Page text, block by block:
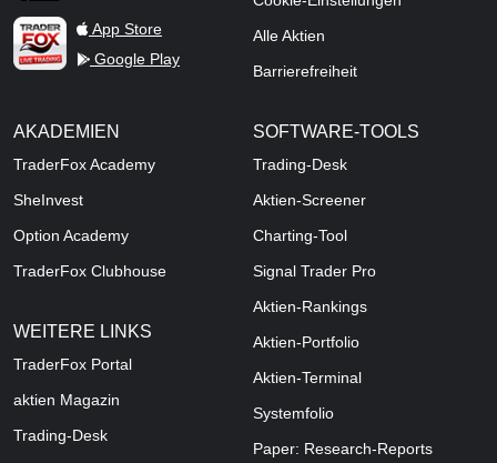
TraderFox Live Trading
App Store
Google Play
Alle Aktien
Barrierefreiheit
AKADEMIEN
TraderFox Academy
SheInvest
Option Academy
TraderFox Clubhouse
WEITERE LINKS
TraderFox Portal
aktien Magazin
Trading-Desk
SOFTWARE-TOOLS
Trading-Desk
Aktien-Screener
Charting-Tool
Signal Trader Pro
Aktien-Rankings
Aktien-Portfolio
Aktien-Terminal
Systemfolio
Paper: Research-Reports